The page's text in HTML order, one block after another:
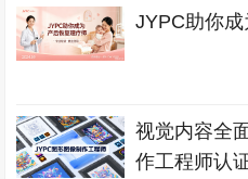
JYPC助你
视觉内容全
作工程师认